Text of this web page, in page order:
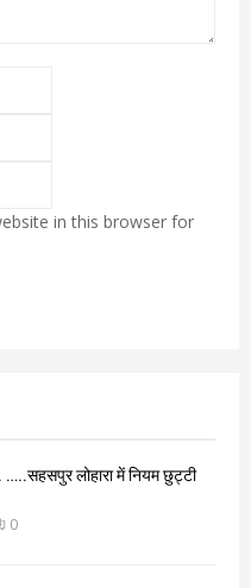
in this browser for
लोहारा में नियम छुट्टी
0